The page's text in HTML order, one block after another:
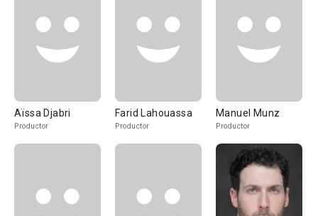
Aïssa Djabri
Productor
Farid Lahouassa
Productor
Manuel Munz
Productor